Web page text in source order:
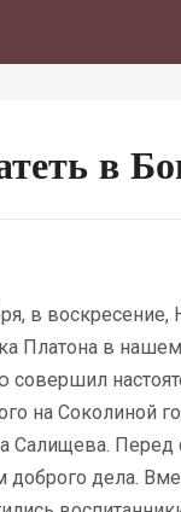
в
в
Платона в
совершил
на Соколиной
Салищева.
доброго дела.